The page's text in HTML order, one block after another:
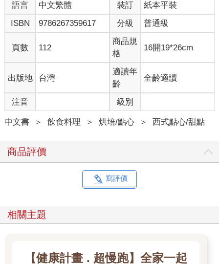
語言 中文繁體 裝訂
紙本平裝
ISBN
9786267359617 分級 普通級
頁數 112
商品規
格
16開19*26cm
出版地 台灣
適讀年
齡
全齡適讀
注音 級別
中文書 ＞ 飲食料理 ＞ 烘培/點心 ＞ 西式點心/甜點
商品評價
寫評價
相關主題
【健康計畫 . 超慢跑】全家一起